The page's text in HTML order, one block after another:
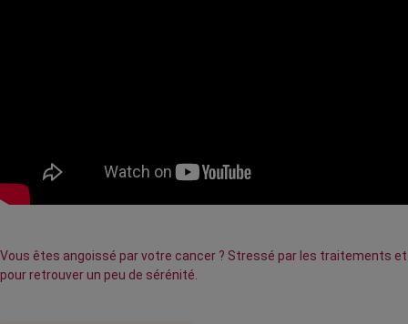
Vous êtes angoissé par votre cancer ? Stressé par les traitements
pour retrouver un peu de sérénité.